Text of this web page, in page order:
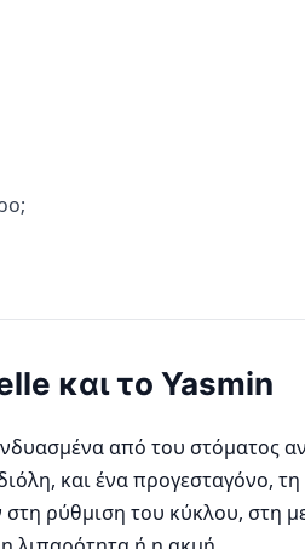
και το Yasmin
από του στόματος
και ένα προγεσταγόνο,
στη ρύθμιση του κύκλου,